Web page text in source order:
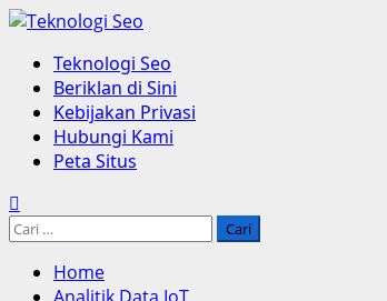
Skip
content
Primary
Menu
Teknologi Seo
Beriklan di Sini
Kebijakan Privasi
Hubungi Kami
Peta Situs
Cari
Home